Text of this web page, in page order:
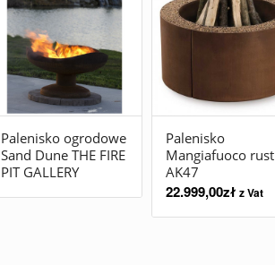
Palenisko ogrodowe
Sand Dune THE FIRE
PIT GALLERY
Palenisko
Mangiafuoco rust
AK47
22.999,00zł z Vat